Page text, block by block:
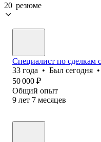
20 резюме
Специалист по сделкам
33 года • Был сегодня •
50 000 ₽
Общий опыт
9 лет 7 месяцев